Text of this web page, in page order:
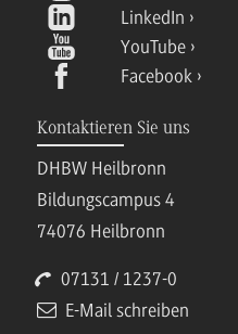
LinkedIn
YouTube
Facebook
Kontaktieren Sie uns
DHBW Heilbronn
Bildungscampus 4
74076 Heilbronn
07131 / 1237-0
E-Mail schreiben